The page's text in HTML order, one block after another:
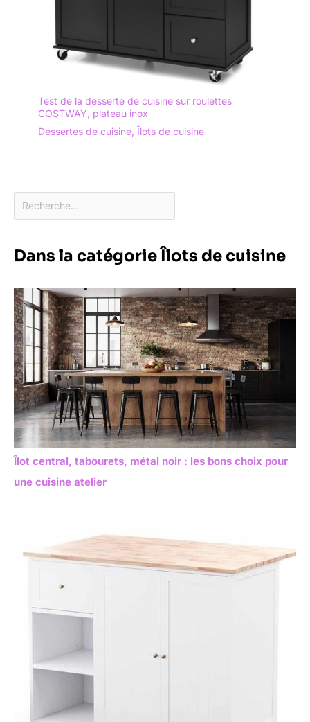
Test de la desserte de cuisine sur roulettes
COSTWAY, plateau inox
Dessertes de cuisine Îlots de cuisine
Dans la catégorie Îlots de cuisine
Îlot central, tabourets, métal noir : les bons choix pour
une cuisine atelier